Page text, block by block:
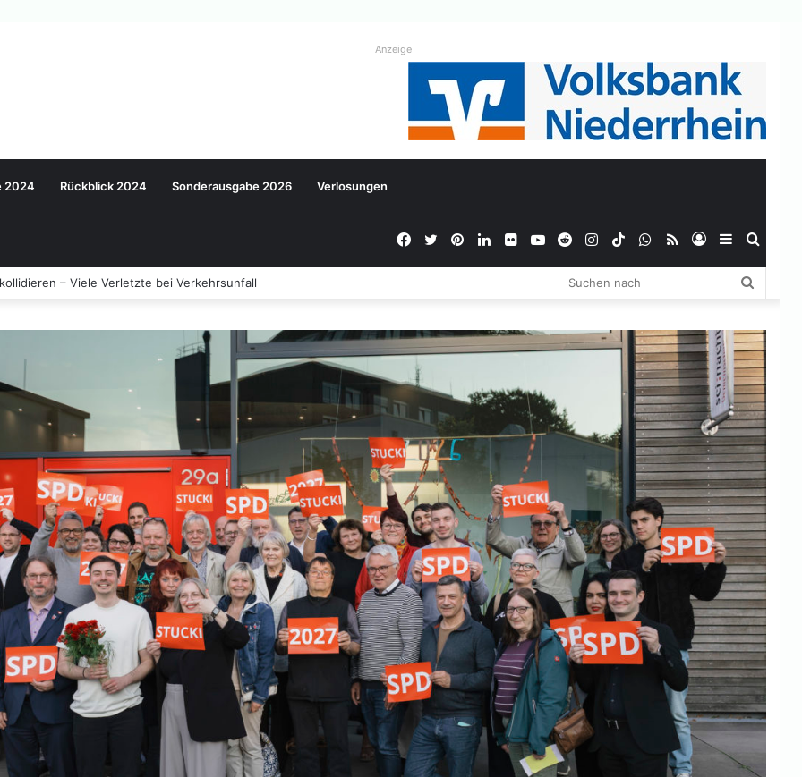
Anzeige
2024 Rückblick 2024 Sonderausgabe 2026 Verlosungen
Sidebar
Anmelden
RSS
WhatsApp
TikTok
Instagram
Reddit
YouTube
Flickr
LinkedIn
Pinterest
Twitter
Facebook
– Viele Verletzte bei Verkehrsunfall